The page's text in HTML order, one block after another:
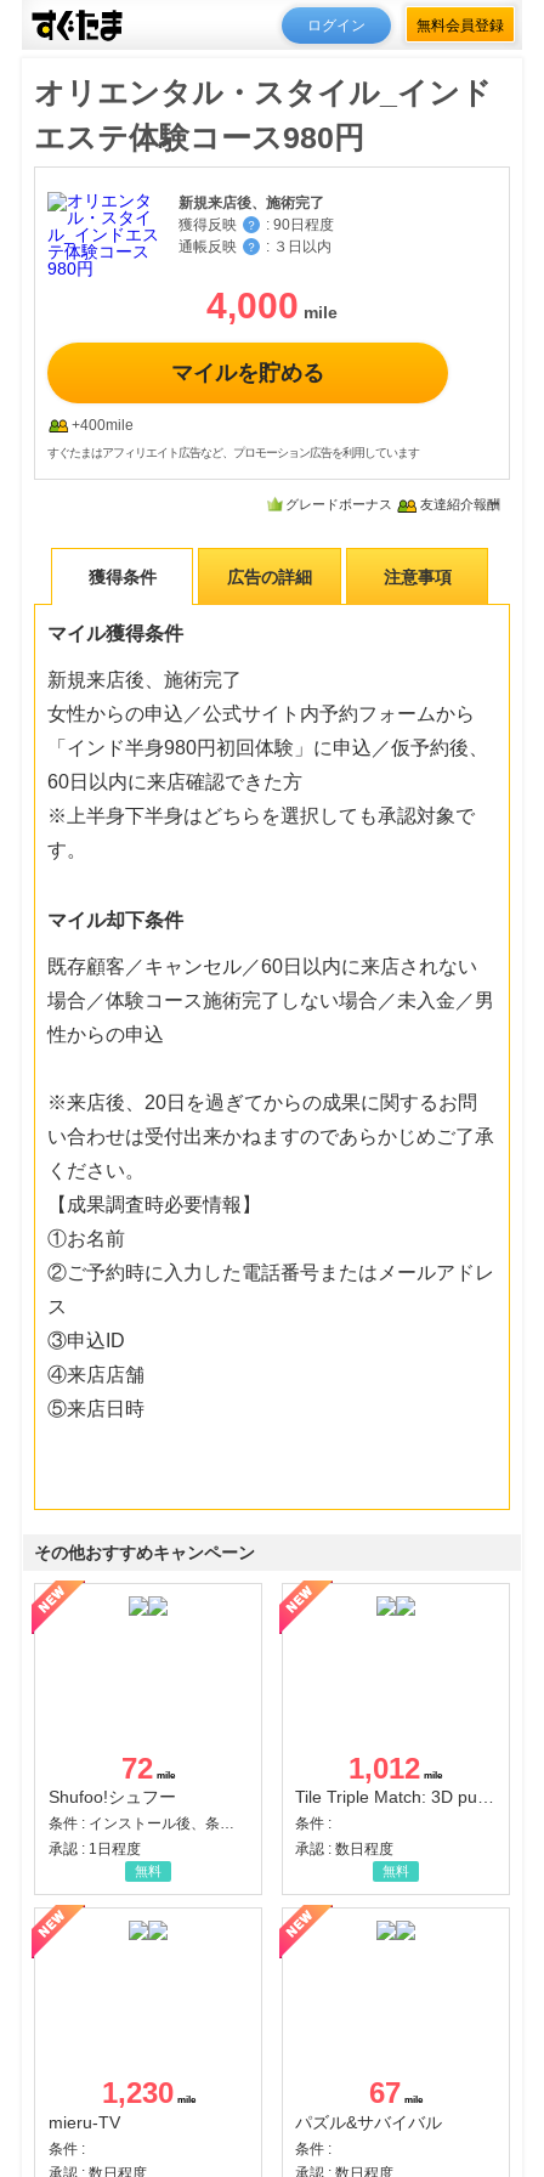
ログイン 無料会員登録
オリエンタル・スタイル_インド
エステ体験コース980円
新規来店後、施術完了
獲得反映
？ : 90日程度
通帳反映
？ : ３日以内
4,000
マイルを貯める
+400mile
すぐたまはアフィリエイト広告など、プロモーション広告を利用しています
グレードボーナス 友達紹介報酬
獲得条件 広告の詳細 注意事項
マイル獲得条件
新規来店後、施術完了
女性からの申込／公式サイト内予約フォームから
「インド半身980円初回体験」に申込／仮予約後、
60日以内に来店確認できた方
※上半身下半身はどちらを選択しても承認対象で
す。
マイル却下条件
既存顧客／キャンセル／60日以内に来店されない
場合／体験コース施術完了しない場合／未入金／男
性からの申込
※来店後、20日を過ぎてからの成果に関するお問
い合わせは受付出来かねますのであらかじめご了承
ください。
【成果調査時必要情報】
①お名前
②ご予約時に入力した電話番号またはメールアドレ
ス
③申込ID
④来店店舗
⑤来店日時
その他おすすめキャンペーン
72
Shufoo!シュフー
条件 : インストール後、条件達成
承認 : 1日程度
無料
1,012
Tile Triple Match: 3D puzzle
条件 :
承認 : 数日程度
無料
1,230
mieru-TV
条件 :
67
パズル&サバイバル
条件 :